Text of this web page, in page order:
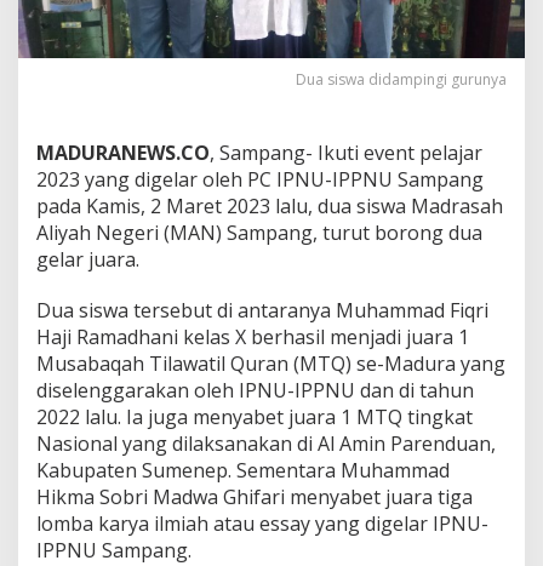
Dua siswa didampingi gurunya
MADURANEWS.CO, Sampang- Ikuti event pelajar
2023 yang digelar oleh PC IPNU-IPPNU Sampang
pada Kamis, 2 Maret 2023 lalu, dua siswa Madrasah
Aliyah Negeri (MAN) Sampang, turut borong dua
gelar juara.
Dua siswa tersebut di antaranya Muhammad Fiqri
Haji Ramadhani kelas X berhasil menjadi juara 1
Musabaqah Tilawatil Quran (MTQ) se-Madura yang
diselenggarakan oleh IPNU-IPPNU dan di tahun
2022 lalu. Ia juga menyabet juara 1 MTQ tingkat
Nasional yang dilaksanakan di Al Amin Parenduan,
Kabupaten Sumenep. Sementara Muhammad
Hikma Sobri Madwa Ghifari menyabet juara tiga
lomba karya ilmiah atau essay yang digelar IPNU-
IPPNU Sampang.